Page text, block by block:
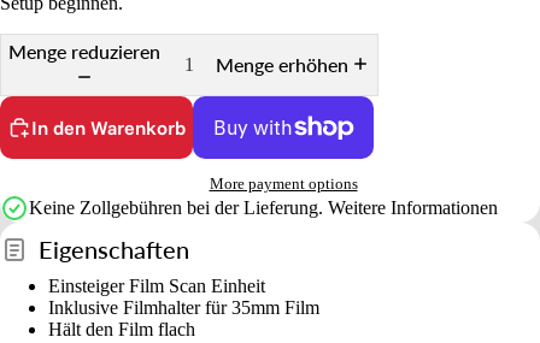
Menge reduzieren
Menge erhöhen
In den Warenkorb
More payment options
Keine Zollgebühren bei der Lieferung. Weitere Informationen
Eigenschaften
Einsteiger Film Scan Einheit
Inklusive Filmhalter für 35mm Film
Hält den Film flach